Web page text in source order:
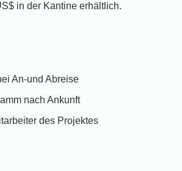
in der Kantine erhältlich.
An-und Abreise
nach Ankunft
des Projektes